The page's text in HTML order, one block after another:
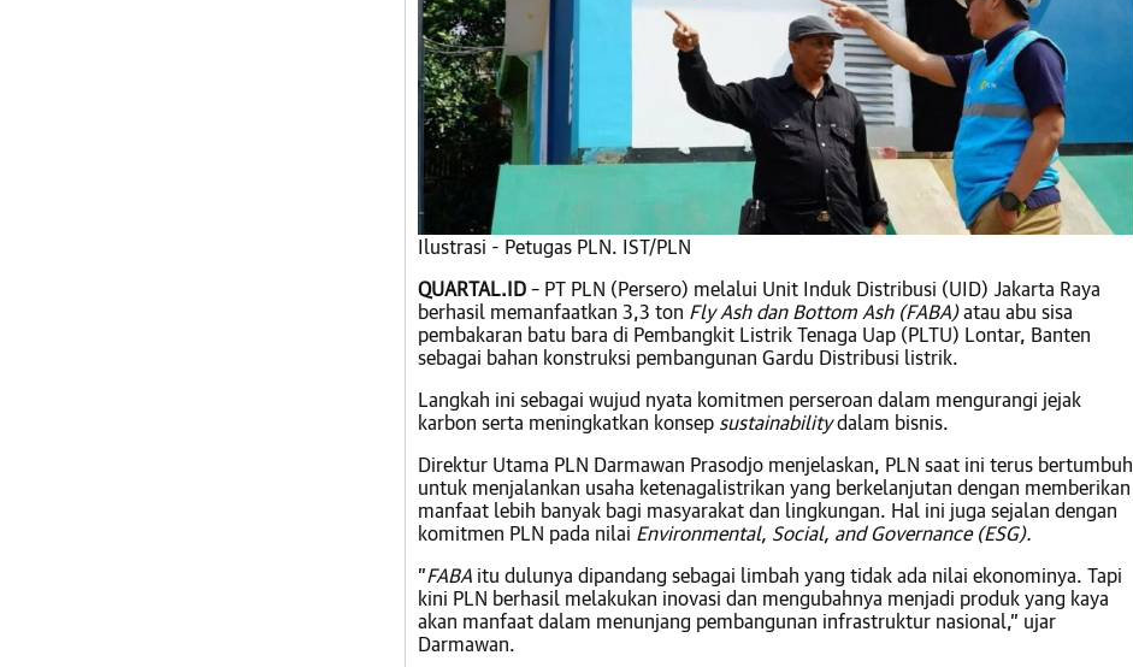
Ilustrasi - Petugas PLN. IST/PLN
QUARTAL.ID – PT PLN (Persero) melalui Unit Induk Distribusi (UID) Jakarta Raya
berhasil memanfaatkan 3,3 ton Fly Ash dan Bottom Ash (FABA)atau abu sisa
pembakaran batu bara di Pembangkit Listrik Tenaga Uap (PLTU) Lontar, Banten
sebagai bahan konstruksi pembangunan Gardu Distribusi listrik.
Langkah ini sebagai wujud nyata komitmen perseroan dalam mengurangi jejak
karbon serta meningkatkan konsep sustainabilitydalam bisnis.
Direktur Utama PLN Darmawan Prasodjo menjelaskan, PLN saat ini terus bertumbuh
untuk menjalankan usaha ketenagalistrikan yang berkelanjutan dengan memberikan
manfaat lebih banyak bagi masyarakat dan lingkungan. Hal ini juga sejalan dengan
komitmen PLN pada nilai Environmental, Social, and Governance (ESG).
”FABA itu dulunya dipandang sebagai limbah yang tidak ada nilai ekonominya. Tapi
kini PLN berhasil melakukan inovasi dan mengubahnya menjadi produk yang kaya
akan manfaat dalam menunjang pembangunan infrastruktur nasional,” ujar
Darmawan.